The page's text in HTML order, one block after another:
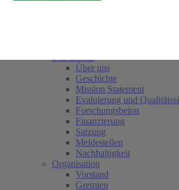
Über uns
Geschichte
Mission Statement
Evaluierung und
Forschungsbeirat
Finanzierung
Satzung
Meldestellen
Nachhaltigkeit
Organisation
Vorstand
Gremien